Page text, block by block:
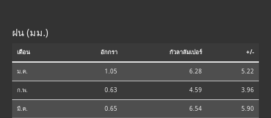
ฝน (มม.)
เดือน อักกรา กัวลาลัมเปอร์ +/-
ม.ค. 1.05 6.28 5.22
ก.พ. 0.63 4.59 3.96
มี.ค. 0.65 6.54 5.90